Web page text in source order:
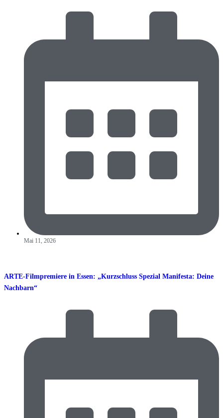
Mai 11, 2026
ARTE-Filmpremiere in Essen: „Kurzschluss Spezial Manifesta: Deine
Nachbarn“